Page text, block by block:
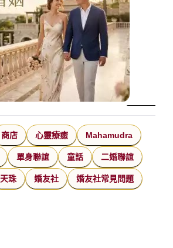
商店 心靈療癒 Mahamudra
單身聯誼 童話 二婚聯誼
天珠 婚友社 婚友社常見問題